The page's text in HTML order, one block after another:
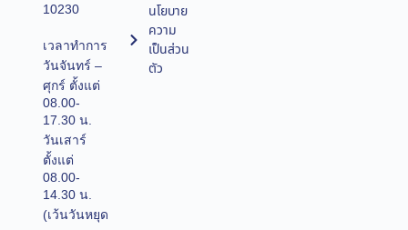
10230
เวลาทำการ
วันจันทร์ –
ศุกร์ ตั้งแต่
08.00-
17.30 น.
วันเสาร์
ตั้งแต่
08.00-
14.30 น.
(เว้นวันหยุด
นโยบาย
ความ
เป็นส่วน
ตัว